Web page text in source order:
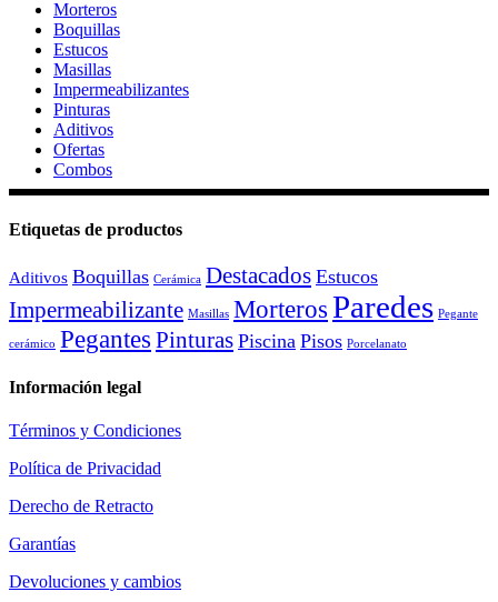
Morteros
Boquillas
Estucos
Masillas
Impermeabilizantes
Pinturas
Aditivos
Ofertas
Combos
Etiquetas de productos
Aditivos Boquillas Cerámica Destacados Estucos
Impermeabilizante Masillas Morteros Paredes Pegante
cerámico Pegantes Pinturas Piscina Pisos Porcelanato
Información legal
Términos y Condiciones
Política de Privacidad
Derecho de Retracto
Garantías
Devoluciones y cambios